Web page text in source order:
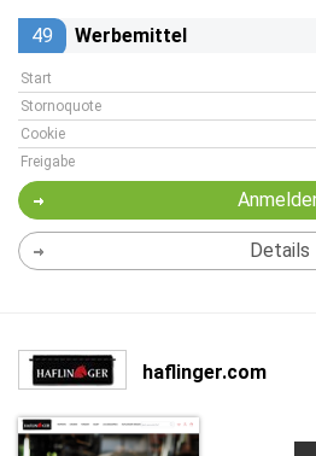
49 Werbemittel
Start
Stornoquote
Cookie
Freigabe
Details
haflinger.com